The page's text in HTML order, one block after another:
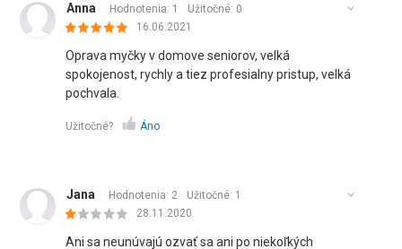
Anna Hodnotenia: 1 Užitočné: 0
16.06.2021
Oprava myčky v domove seniorov, velká
spokojenost, rychly a tiez profesialny pristup, velká
pochvala.
Užitočné? Áno
Jana Hodnotenia: 2 Užitočné: 1
28.11.2020
Ani sa neunúvajú ozvať sa ani po niekoľkých